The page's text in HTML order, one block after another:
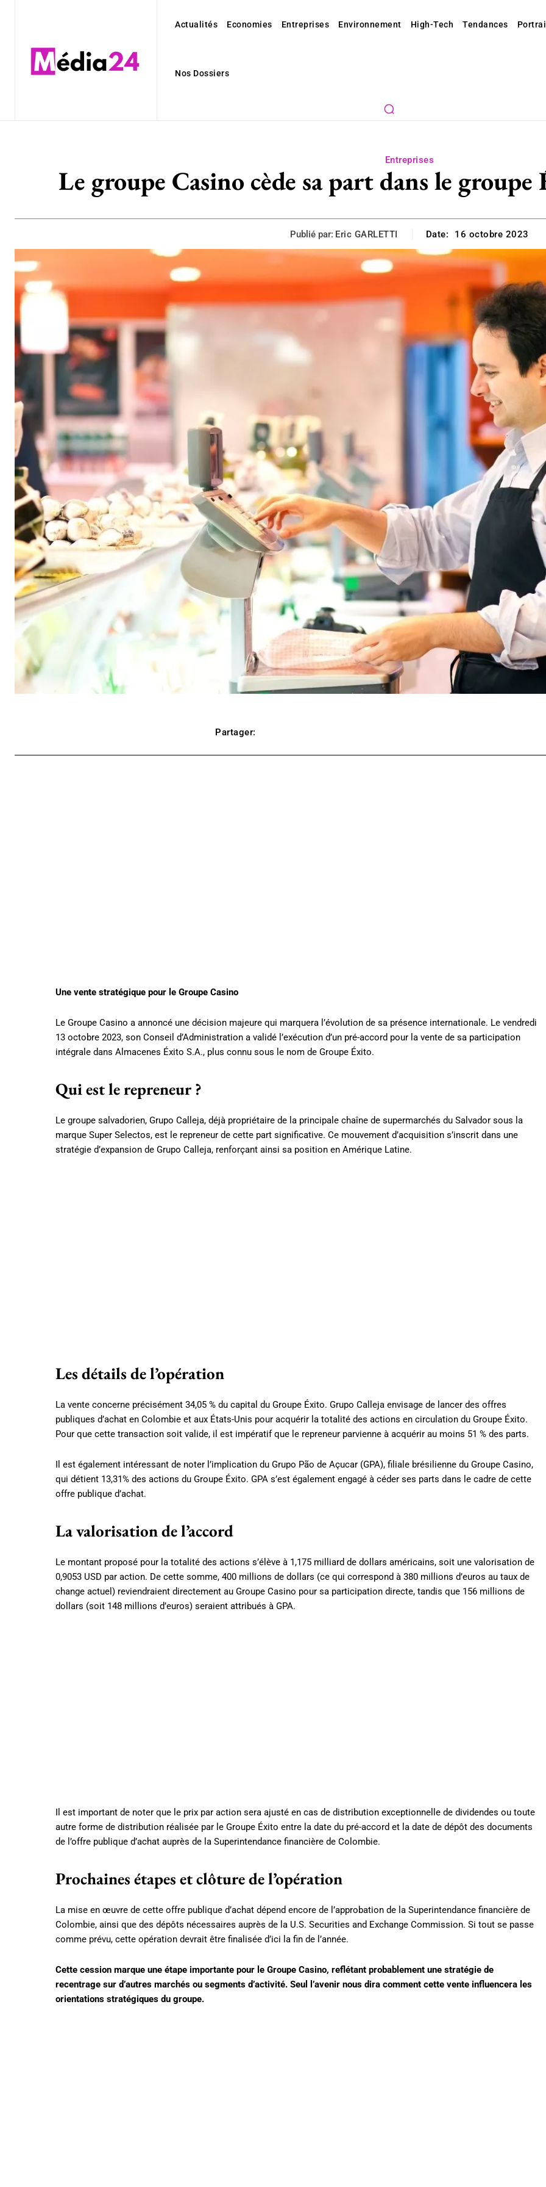
Actualités Economies Entreprises Environnement High-Tech Tendances
Nos Dossiers
Entreprises
Le groupe Casino cède sa part dans le
Publié par: Eric GARLETTI Date: 16 octobre 2023
Partager:
Une vente stratégique pour le Groupe Casino
Le Groupe Casino a annoncé une décision majeure qui marquera l’évolution de sa présence internationale. Le vendredi
13 octobre 2023, son Conseil d’Administration a validé l’exécution d’un pré-accord pour la vente de sa participation
intégrale dans Almacenes Éxito S.A., plus connu sous le nom de Groupe Éxito.
Qui est le repreneur ?
Le groupe salvadorien, Grupo Calleja, déjà propriétaire de la principale chaîne de supermarchés du Salvador sous la
marque Super Selectos, est le repreneur de cette part significative. Ce mouvement d’acquisition s’inscrit dans une
stratégie d’expansion de Grupo Calleja, renforçant ainsi sa position en Amérique Latine.
Les détails de l’opération
La vente concerne précisément 34,05 % du capital du Groupe Éxito. Grupo Calleja envisage de lancer des offres
publiques d’achat en Colombie et aux États-Unis pour acquérir la totalité des actions en circulation du Groupe Éxito.
Pour que cette transaction soit valide, il est impératif que le repreneur parvienne à acquérir au moins 51 % des parts.
Il est également intéressant de noter l’implication du Grupo Pão de Açucar (GPA), filiale brésilienne du Groupe Casino,
qui détient 13,31% des actions du Groupe Éxito. GPA s’est également engagé à céder ses parts dans le cadre de cette
offre publique d’achat.
La valorisation de l’accord
Le montant proposé pour la totalité des actions s’élève à 1,175 milliard de dollars américains, soit une valorisation de
0,9053 USD par action. De cette somme, 400 millions de dollars (ce qui correspond à 380 millions d’euros au taux de
change actuel) reviendraient directement au Groupe Casino pour sa participation directe, tandis que 156 millions de
dollars (soit 148 millions d’euros) seraient attribués à GPA.
Il est important de noter que le prix par action sera ajusté en cas de distribution exceptionnelle de dividendes ou toute
autre forme de distribution réalisée par le Groupe Éxito entre la date du pré-accord et la date de dépôt des documents
de l’offre publique d’achat auprès de la Superintendance financière de Colombie.
Prochaines étapes et clôture de l’opération
La mise en œuvre de cette offre publique d’achat dépend encore de l’approbation de la Superintendance financière de
Colombie, ainsi que des dépôts nécessaires auprès de la U.S. Securities and Exchange Commission. Si tout se passe
comme prévu, cette opération devrait être finalisée d’ici la fin de l’année.
Cette cession marque une étape importante pour le Groupe Casino, reflétant probablement une stratégie de
recentrage sur d’autres marchés ou segments d’activité. Seul l’avenir nous dira comment cette vente influencera les
orientations stratégiques du groupe.